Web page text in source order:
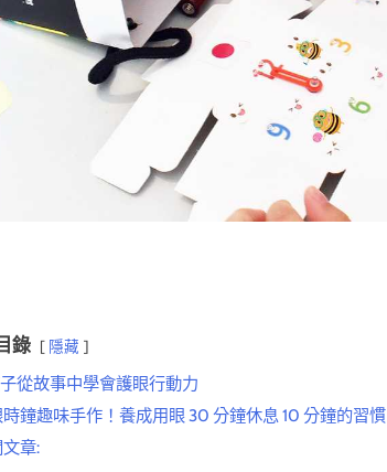
錄 隱藏
從故事中學會護眼行動力
鐘趣味手作！養成用眼 30 分鐘休息 10 分鐘的習慣
章: